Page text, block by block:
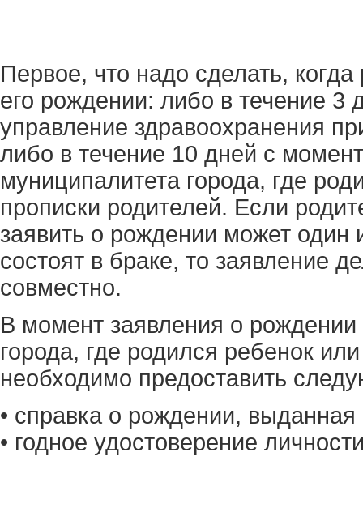
Первое, что надо сделать,
его рождении: либо в течение 3
управление здравоохранения
либо в течение 10 дней с
муниципалитета города, где
прописки родителей. Если
заявить о рождении может один
состоят в браке, то заявление
совместно.
В момент заявления о
города, где родился ребенок
необходимо предоставить
• справка о рождении,
• годное удостоверение